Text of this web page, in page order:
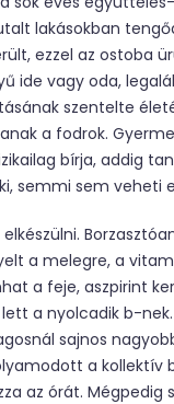
lakásokban
ezzel az ostoba
ide vagy oda,
szentelte
a fodrok.
bírja, addig
semmi sem veheti
a melegre, a
a feje, aszpirint
a nyolcadik b-
sajnos
a
az órát.